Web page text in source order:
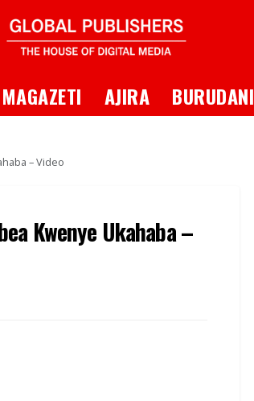
MAGAZETI AJIRA BURUDANI
– Video
Kwenye Ukahaba –